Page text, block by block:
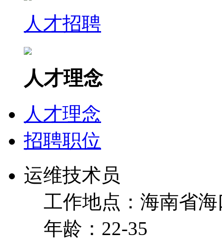
人才招聘
人才理念
人才理念
招聘职位
运维技术员
工作地点：海南省
年龄：22-35